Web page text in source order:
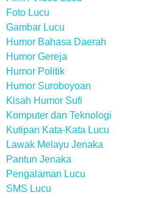
Foto Lucu
Gambar Lucu
Humor Bahasa Daerah
Humor Gereja
Humor Politik
Humor Suroboyoan
Kisah Humor Sufi
Komputer dan Teknologi
Kutipan Kata-Kata Lucu
Lawak Melayu Jenaka
Pantun Jenaka
Pengalaman Lucu
SMS Lucu